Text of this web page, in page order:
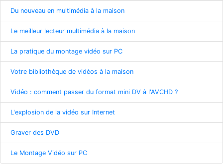
Du nouveau en multimédia à la maison
Le meilleur lecteur multimédia à la maison
La pratique du montage vidéo sur PC
Votre bibliothèque de vidéos à la maison
Vidéo : comment passer du format mini DV à l'AVCHD ?
L'explosion de la vidéo sur Internet
Graver des DVD
Le Montage Vidéo sur PC